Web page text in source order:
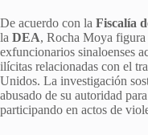
De acuerdo con la Fiscalía
la DEA, Rocha Moya
exfuncionarios sinaloenses
ilícitas relacionadas con el
Unidos. La investigación
abusado de su autoridad
participando en actos de